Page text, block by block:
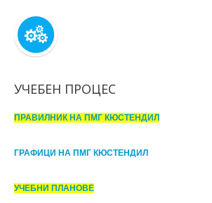
УЧЕБЕН ПРОЦЕС
ПРАВИЛНИК НА ПМГ КЮСТЕНДИЛ
ГРАФИЦИ НА ПМГ КЮСТЕНДИЛ
УЧЕБНИ ПЛАНОВЕ